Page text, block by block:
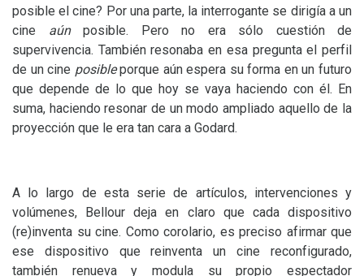
posible el cine? Por una parte, la interrogante se dirigía a un
cine aúnposible. Pero no era sólo cuestión de
supervivencia. También resonaba en esa pregunta el perfil
de un cine posibleporque aún espera su forma en un futuro
que depende de lo que hoy se vaya haciendo con él. En
suma, haciendo resonar de un modo ampliado aquello de la
proyección que le era tan cara a Godard.
A lo largo de esta serie de artículos, intervenciones y
volúmenes, Bellour deja en claro que cada dispositivo
(re)inventa su cine. Como corolario, es preciso afirmar que
ese dispositivo que reinventa un cine reconfigurado,
también renueva y modula su propio espectador